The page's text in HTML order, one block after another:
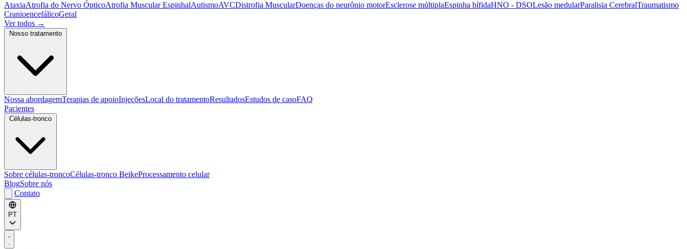
AtaxiaAtrofia do Nervo ÓpticoAtrofia Muscular EspinhalAutismoAVCDistrofia MuscularDoenças do neurônio motorEsclerose múltiplaEspinha bífidaHNO - DSOLesão medularParalisia CerebralTraumatismo
CranioencefálicoGeral
Ver todos →
Nossa abordagemTerapias de apoioInjeçõesLocal do tratamentoResultadosEstudos de casoFAQ
Pacientes
Sobre células-troncoCélulas-tronco BeikeProcessamento celular
BlogSobre nós
Contato
PT